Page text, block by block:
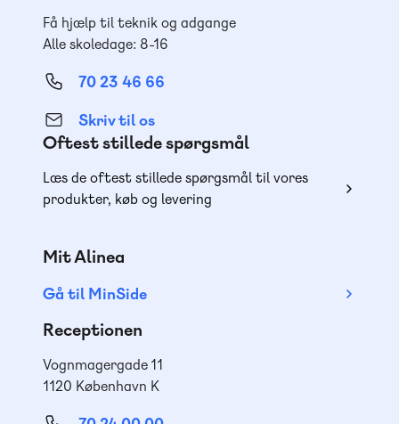
Få hjælp til teknik og adgange
Alle skoledage: 8-16
70 23 46 66
Skriv til os
Oftest stillede spørgsmål
Læs de oftest stillede spørgsmål til vores
produkter, køb og levering
Mit Alinea
Gå til MinSide
Receptionen
Vognmagergade 11
1120 København K